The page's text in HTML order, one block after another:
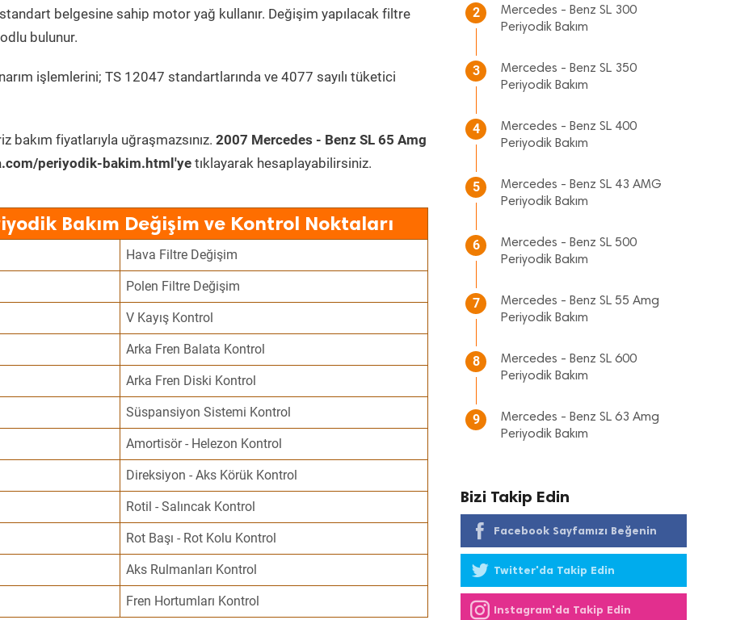
belgesine sahip motor yağ kullanır. Değişim yapılacak filtre
bulunur.
işlemlerini; TS 12047 standartlarında ve 4077 sayılı tüketici
bakım fiyatlarıyla uğraşmazsınız. 2007 Mercedes - Benz SL 65 Amg
periyodik-bakim.html'ye tıklayarak hesaplayabilirsiniz.
Bakım Değişim ve Kontrol Noktaları
Hava Filtre Değişim
Polen Filtre Değişim
V Kayış Kontrol
Arka Fren Balata Kontrol
Arka Fren Diski Kontrol
Süspansiyon Sistemi Kontrol
Amortisör - Helezon Kontrol
Direksiyon - Aks Körük Kontrol
Rotil - Salıncak Kontrol
Rot Başı - Rot Kolu Kontrol
Aks Rulmanları Kontrol
Fren Hortumları Kontrol
2
Mercedes - Benz SL 300
Periyodik Bakım
3
Mercedes - Benz SL 350
Periyodik Bakım
4
Mercedes - Benz SL 400
Periyodik Bakım
5
Mercedes - Benz SL 43 AMG
Periyodik Bakım
6
Mercedes - Benz SL 500
Periyodik Bakım
7
Mercedes - Benz SL 55 Amg
Periyodik Bakım
8
Mercedes - Benz SL 600
Periyodik Bakım
9
Mercedes - Benz SL 63 Amg
Periyodik Bakım
Bizi Takip Edin
Facebook Sayfamızı Beğenin
Twitter'da Takip Edin
Instagram'da Takip Edin